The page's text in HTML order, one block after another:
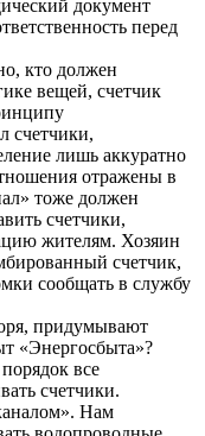
документ
перед
кто должен
вещей, счетчик
счетчики,
лишь аккуратно
отражены в
тоже должен
счетчики,
жителям. Хозяин
счетчик,
сообщать в службу
придумывают
«Энергосбыта»?
все
счетчики.
Нам